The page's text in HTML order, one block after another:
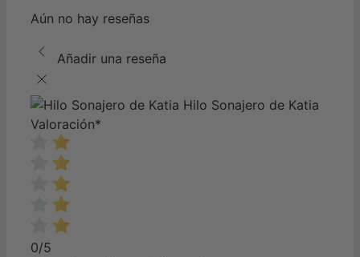
Aún no hay reseñas
Añadir una reseña
Hilo Sonajero de Katia
Valoración*
0/5